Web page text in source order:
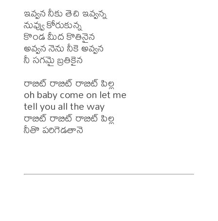
ఇవ్వన నీకు తెచి ఇవ్వన్న
నువ్వు కోరుకున్న
కొండ మీద కొతినైన
అవ్వన నెను నీకె అవ్వన
నీ సగమై బ్రతికైన
రాబిట్ రాబిట్ రాబిట్ పిల్ల
oh baby come on let me
tell you all the way
రాబిట్ రాబిట్ రాబిట్ పిల్ల
నీతొ పరిగెడతానె